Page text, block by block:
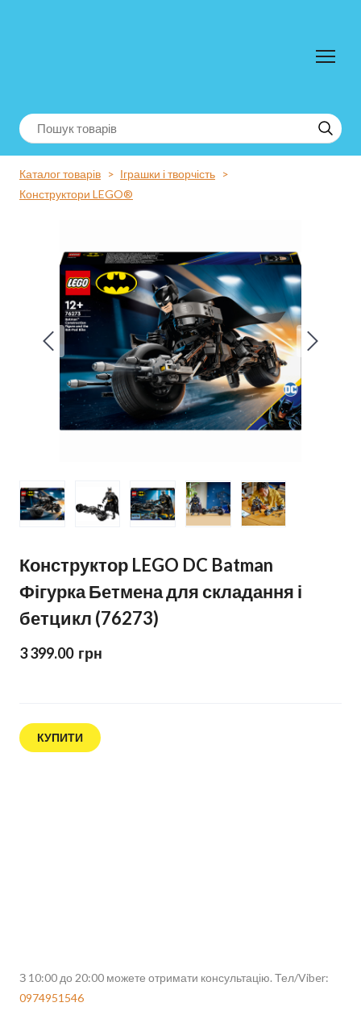
Каталог товарів
Іграшки і творчість
Конструктори LEGO®
Конструктор LEGO DC Batman
Фігурка Бетмена для складання і
бетцикл (76273)
3 399.00  грн
КУПИТИ
З 10:00 до 20:00 можете отримати консультацію. Тел/Viber:
0974951546